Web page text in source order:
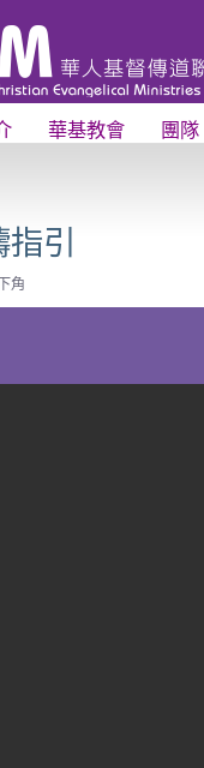
華基教會 團隊
引
角